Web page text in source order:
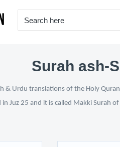
Surah ash-
& Urdu translations of the Holy
Juz 25 and it is called Makki Surah